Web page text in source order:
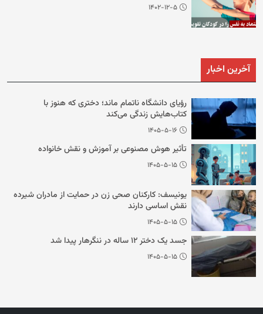
۱۴۰۲-۱۲-۵
آخرین اخبار
رؤیای دانشگاه ناتمام ماند؛ دختری که هنوز با
کتاب‌هایش زندگی می‌کند
۱۴۰۵-۵-۱۶
تأثیر هوش مصنوعی بر آموزش و نقش خانواده
۱۴۰۵-۵-۱۵
یونیسف: کارکنان صحی زن در حمایت از مادران شیرده
نقش اساسی دارند
۱۴۰۵-۵-۱۵
جسد یک دختر ۱۲ ساله در ننگرهار پیدا شد
۱۴۰۵-۵-۱۵